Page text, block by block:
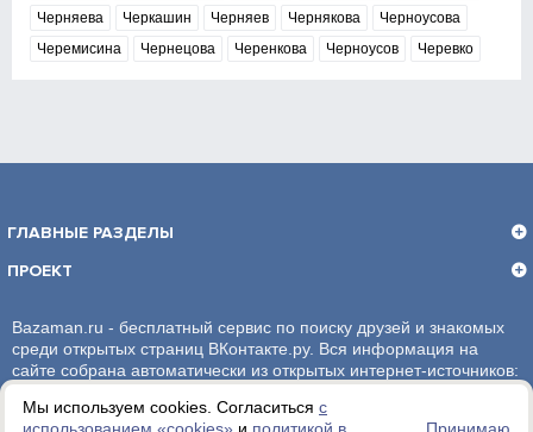
Мы используем cookies. Согласиться с
Черняева
Черкашин Черняев Чернякова
Черноусова
Черемисина
Чернецова Черенкова Черноусов Черевко
ГЛАВНЫЕ РАЗДЕЛЫ
ПРОЕКТ
Bazaman.ru - бесплатный сервис по поиску друзей и знакомых
среди открытых страниц ВКонтакте.ру. Вся информация на
сайте собрана автоматически из открытых интернет-источников:
администрация сайта ответственности не несет.